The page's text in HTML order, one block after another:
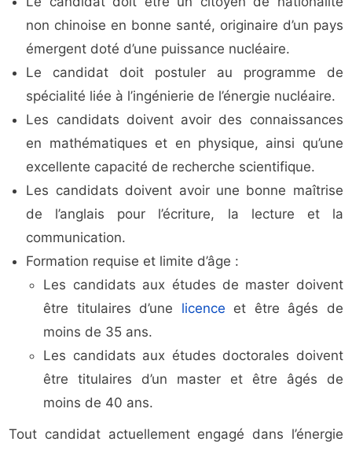
non chinoise en bonne santé, originaire d’un pays
émergent doté d’une puissance nucléaire.
Le candidat doit postuler au programme de
spécialité liée à l’ingénierie de l’énergie nucléaire.
Les candidats doivent avoir des connaissances
en mathématiques et en physique, ainsi qu’une
excellente capacité de recherche scientifique.
Les candidats doivent avoir une bonne maîtrise
de l’anglais pour l’écriture, la lecture et la
communication.
Formation requise et limite d’âge :
Les candidats aux études de master doivent
être titulaires d’une licence et être âgés de
moins de 35 ans.
Les candidats aux études doctorales doivent
être titulaires d’un master et être âgés de
moins de 40 ans.
Tout candidat actuellement engagé dans l’énergie